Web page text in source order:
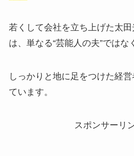
若くして会社を立ち上げた太
は、単なる“芸能人の夫”ではな
しっかりと地に足をつけた経
ています。
スポンサーリ